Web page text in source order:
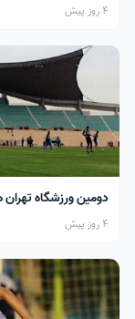
4 روز پیش
دومین ورزشگاه
4 روز پیش